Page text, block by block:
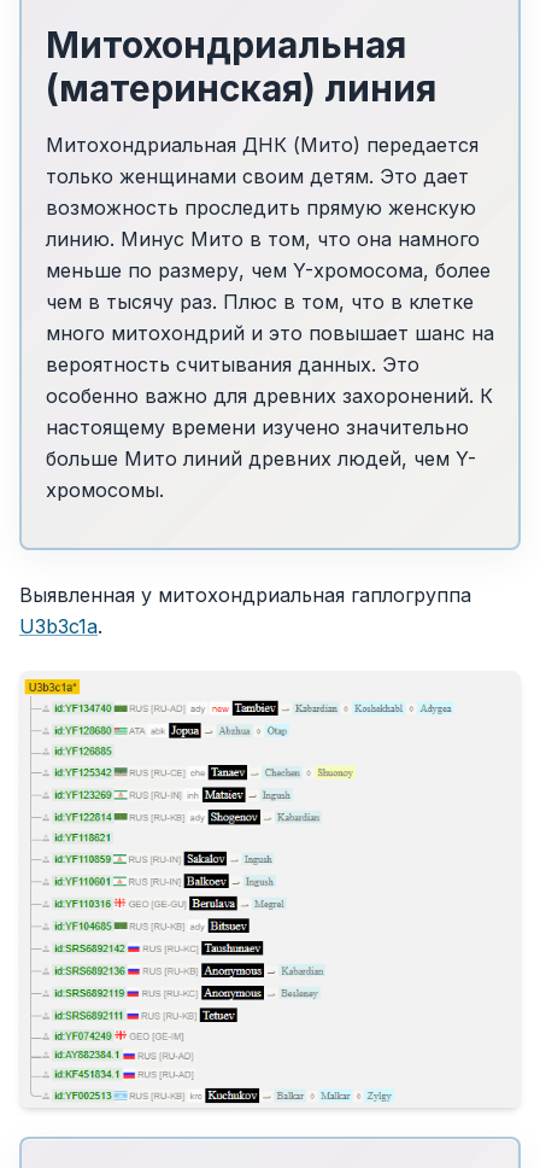
Митохондриальная
(материнская) линия
Митохондриальная ДНК (Мито) передается
только женщинами своим детям. Это дает
возможность проследить прямую женскую
линию. Минус Мито в том, что она намного
меньше по размеру, чем Y-хромосома, более
чем в тысячу раз. Плюс в том, что в клетке
много митохондрий и это повышает шанс на
вероятность считывания данных. Это
особенно важно для древних захоронений. К
настоящему времени изучено значительно
больше Мито линий древних людей, чем Y-
хромосомы.
Выявленная у митохондриальная гаплогруппа
U3b3c1a.